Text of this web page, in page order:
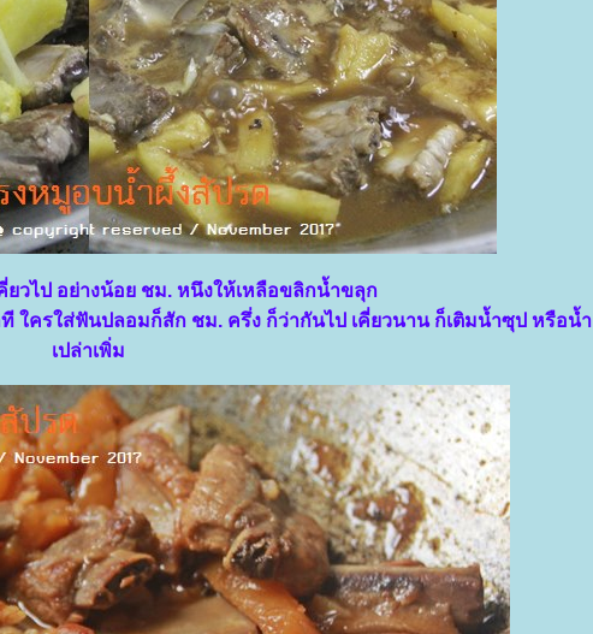
ยวไป อย่างน้อย ชม. หนึงให้เหลือขลิกน้ำขลุก
ใครใส่ฟันปลอมก็สัก ชม. ครึ่ง ก็ว่ากันไป เคี่ยวนาน ก็เติมน้ำซุป หรือน้ำ
เปล่าเพิ่ม